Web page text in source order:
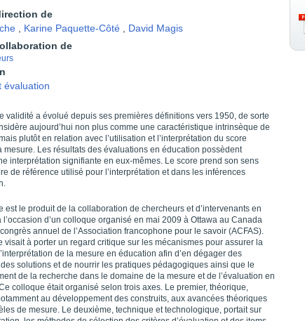
de
Karine Paquette-Côté
David Magis
de
évaluation
validité a évolué depuis ses premières définitions vers 1950, de sorte
aujourd’hui non plus comme une caractéristique intrinsèque de
plutôt en relation avec l’utilisation et l’interprétation du score
mesure. Les résultats des évaluations en éducation possèdent
interprétation signifiante en eux-mêmes. Le score prend son sens
de référence utilisé pour l’interprétation et dans les inférences
est le produit de la collaboration de chercheurs et d’intervenants en
l’occasion d’un colloque organisé en mai 2009 à Ottawa au Canada
congrès annuel de l’Association francophone pour le savoir (ACFAS).
visait à porter un regard critique sur les mécanismes pour assurer la
de la mesure en éducation afin d’en dégager des
solutions et de nourrir les pratiques pédagogiques ainsi que le
de la recherche dans le domaine de la mesure et de l’évaluation en
colloque était organisé selon trois axes. Le premier, théorique,
au développement des construits, aux avancées théoriques
de mesure. Le deuxième, technique et technologique, portait sur